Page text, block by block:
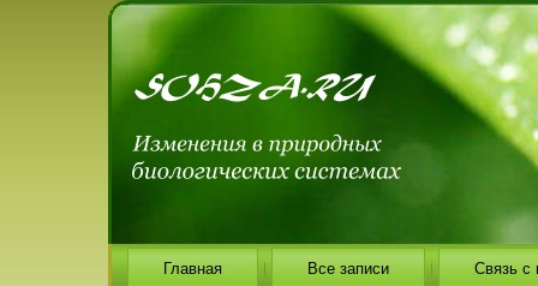
Главная Все записи Связь с